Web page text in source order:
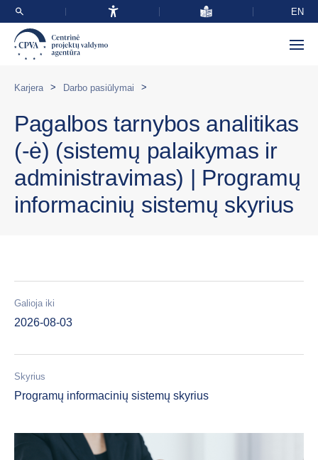
EN
Karjera > Darbo pasiūlymai >
Pagalbos tarnybos analitikas
(-ė) (sistemų palaikymas ir
administravimas) | Programų
informacinių sistemų skyrius
Galioja iki
2026-08-03
Skyrius
Programų informacinių sistemų skyrius